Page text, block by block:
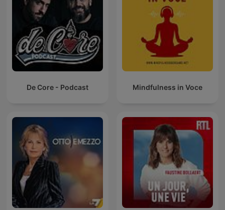
De Core - Podcast Mindfulness in Voce